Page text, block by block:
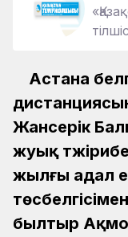
Астана
Жансерік
жуық
жылғы адал
былтыр